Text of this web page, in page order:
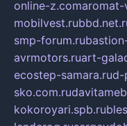
online-z.comaromat-
mobilvest.ru
smp-forum.ru
avrmotors.ruart-
ecostep-samara.rud-
sko.com.ru
kokoroyari.spb.ru